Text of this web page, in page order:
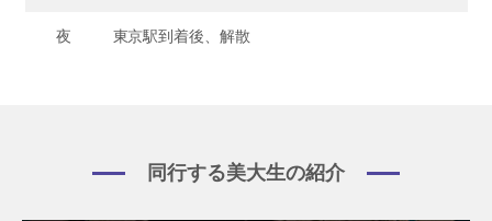
夜 東京駅到着後、解散
同行する美大生の紹介